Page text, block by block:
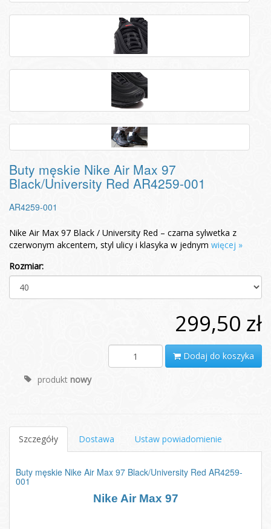
Buty męskie Nike Air Max 97
Black/University Red AR4259-001
AR4259-001
Nike Air Max 97 Black / University Red – czarna sylwetka z
czerwonym akcentem, styl ulicy i klasyka w jednym więcej »
Rozmiar:
299,50 zł
Dodaj do koszyka
produkt nowy
Szczegóły Dostawa Ustaw powiadomienie
Buty męskie Nike Air Max 97 Black/University Red AR4259-
001
Nike Air Max 97